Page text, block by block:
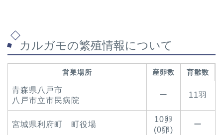
カルガモの繁殖情報について
営巣場所 産卵数 育雛数
青森県八戸市
八戸市立市民病院
ー 11羽
宮城県利府町 町役場
10卵
(0卵)
ー